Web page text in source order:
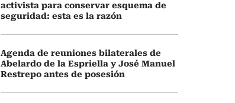
activista para conservar esquema de
seguridad: esta es la razón
Agenda de reuniones bilaterales de
Abelardo de la Espriella y José Manuel
Restrepo antes de posesión